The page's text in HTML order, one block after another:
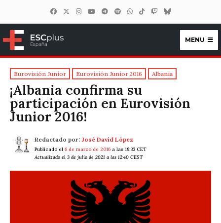
ESCplus España
MENU
Eurovisión Junior Eurovisión Junior 2016 Albania
¡Albania confirma su
participación en Eurovisión
Junior 2016!
Redactado por: José David López
Publicado el 6 de marzo de 2016 a las 19:33 CET
Actualizado el 3 de julio de 2021 a las 12:40 CEST